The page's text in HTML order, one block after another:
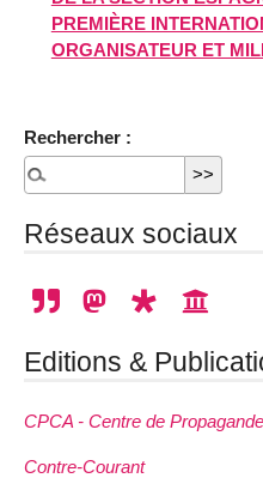
PREMIÈRE
ORGANISATEUR ET
Rechercher :
Réseaux sociaux
Editions &
CPCA - Centre de
Contre-Courant